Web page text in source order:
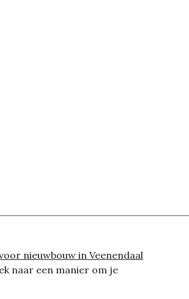
nieuwbouw in Veenendaal
naar een manier om je